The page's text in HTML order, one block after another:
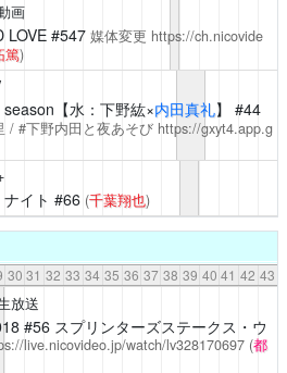
画
LOVE#547 媒体変更 https://ch.nicovide
篤)
【水：下野紘×内田真礼】 #44
/ #下野内田と夜あそび https://gxyt4.app.g
イト #66 (千葉翔也)
30 31 32 33 34 35 36 37 38 39 40 41 42 43
放送
#56 スプリンターズステークス・ウ
live.nicovideo.jp/watch/lv328170697 (都